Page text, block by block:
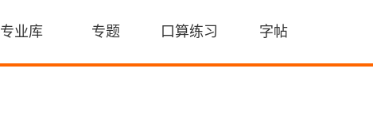
专业库 专题 口算练习 字帖